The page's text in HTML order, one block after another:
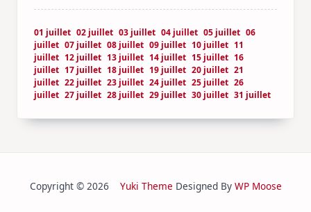
01 juillet 02 juillet 03 juillet 04 juillet 05 juillet 06
juillet 07 juillet 08 juillet 09 juillet 10 juillet 11
juillet 12 juillet 13 juillet 14 juillet 15 juillet 16
juillet 17 juillet 18 juillet 19 juillet 20 juillet 21
juillet 22 juillet 23 juillet 24 juillet 25 juillet 26
juillet 27 juillet 28 juillet 29 juillet 30 juillet 31 juillet
Copyright © 2026 Yuki Theme Designed By WP Moose